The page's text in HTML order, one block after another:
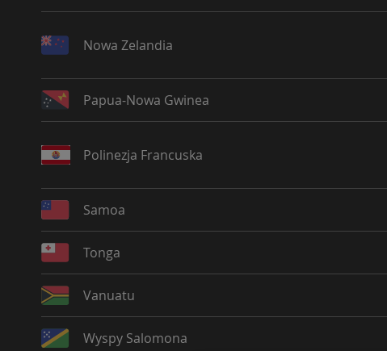
Nowa Zelandia
Papua-Nowa Gwinea
Polinezja Francuska
Samoa
Tonga
Vanuatu
Wyspy Salomona